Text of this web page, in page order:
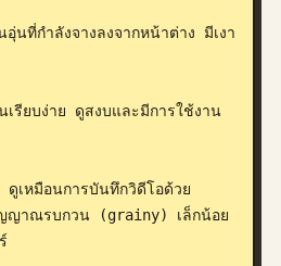
นที่กำลังจางลงจากหน้าต่าง มีเงา
รียบง่าย ดูสงบและมีการใช้งาน
เหมือนการบันทึกวิดีโอด้วย
ญาณรบกวน (grainy) เล็กน้อย